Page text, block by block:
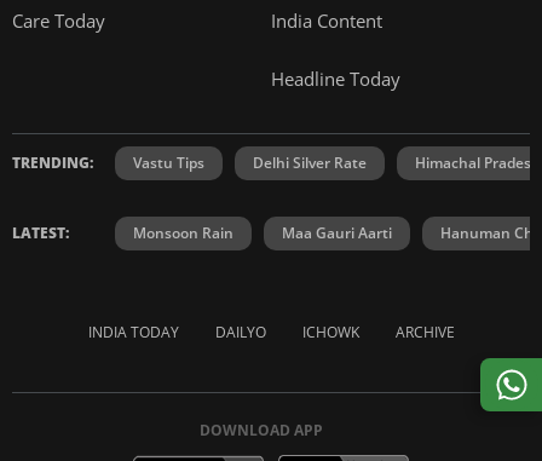
Care Today India Content
Headline Today
TRENDING: Vastu Tips Delhi Silver Rate Himachal
LATEST: Monsoon Rain Maa Gauri Aarti Hanuman
INDIA TODAY DAILYO ICHOWK ARCHIVE
DOWNLOAD APP